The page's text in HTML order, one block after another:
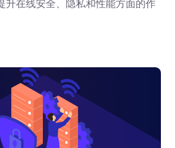
升在线安全、隐私和性能方面的作